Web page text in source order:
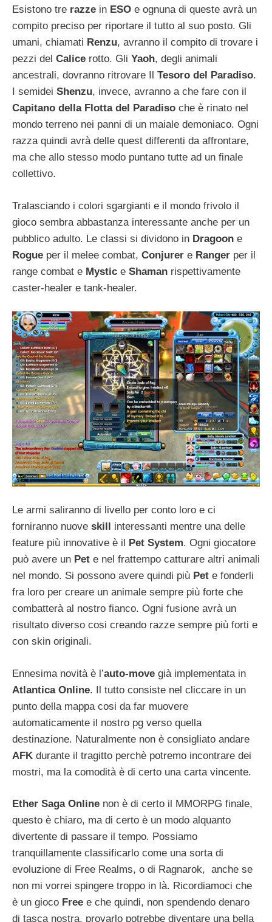
Esistono tre razze in ESO e ognuna di queste avrà un
compito preciso per riportare il tutto al suo posto. Gli
umani, chiamati Renzu, avranno il compito di trovare i
pezzi del Calice rotto. Gli Yaoh, degli animali
ancestrali, dovranno ritrovare Il Tesoro del Paradiso.
I semidei Shenzu, invece, avranno a che fare con il
Capitano della Flotta del Paradiso che è rinato nel
mondo terreno nei panni di un maiale demoniaco. Ogni
razza quindi avrà delle quest differenti da affrontare,
ma che allo stesso modo puntano tutte ad un finale
collettivo.
Tralasciando i colori sgargianti e il mondo frivolo il
gioco sembra abbastanza interessante anche per un
pubblico adulto. Le classi si dividono in Dragoon e
Rogue per il melee combat, Conjurer e Ranger per il
range combat e Mystic e Shaman rispettivamente
caster-healer e tank-healer.
Le armi saliranno di livello per conto loro e ci
forniranno nuove skill
interessanti mentre una delle
feature più innovative è il
Pet System. Ogni giocatore
può avere un Pet e nel frattempo catturare altri animali
nel mondo. Si possono avere quindi più Pet e fonderli
fra loro per creare un animale sempre più forte che
combatterà al nostro fianco. Ogni fusione avrà un
risultato diverso cosi creando razze sempre più forti e
con skin originali.
Ennesima novità è l’auto-move già implementata in
Atlantica Online. Il tutto consiste nel cliccare in un
punto della mappa cosi da far muovere
automaticamente il nostro pg verso quella
destinazione. Naturalmente non è consigliato andare
AFK durante il tragitto perchè potremo incontrare dei
mostri, ma la comodità è di certo una carta vincente.
Ether Saga Online non è di certo il MMORPG finale,
questo è chiaro, ma di certo è un modo alquanto
divertente di passare il tempo. Possiamo
tranquillamente classificarlo come una sorta di
evoluzione di Free Realms, o di Ragnarok, anche se
non mi vorrei spingere troppo in là. Ricordiamoci che
è un gioco Free e che quindi, non spendendo denaro
di tasca nostra, provarlo potrebbe diventare una bella